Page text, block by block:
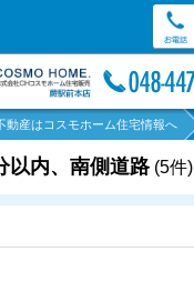
動産はコスモホーム住宅情報へ
以内、南側道路 (5件)